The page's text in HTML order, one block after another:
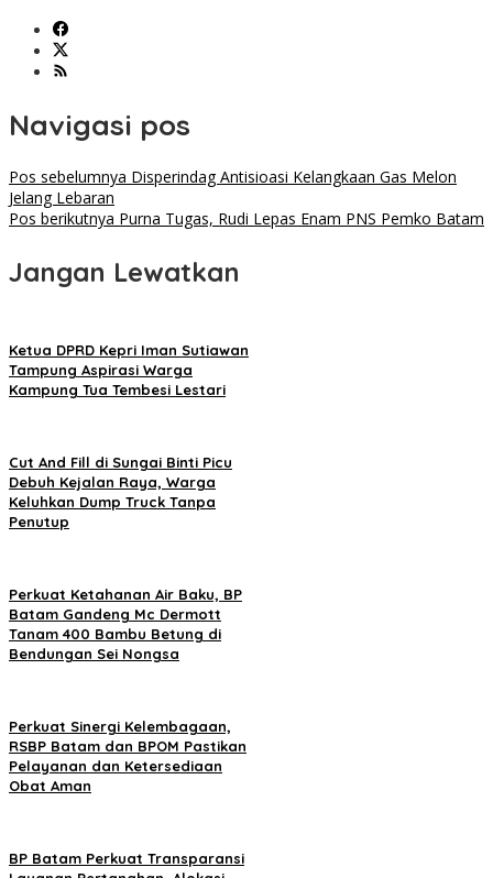
Navigasi pos
Pos sebelumnya Disperindag Antisioasi Kelangkaan Gas Melon
Jelang Lebaran
Pos berikutnya Purna Tugas, Rudi Lepas Enam PNS Pemko Batam
Jangan Lewatkan
Ketua DPRD Kepri Iman Sutiawan
Tampung Aspirasi Warga
Kampung Tua Tembesi Lestari
Cut And Fill di Sungai Binti Picu
Debuh Kejalan Raya, Warga
Keluhkan Dump Truck Tanpa
Penutup
Perkuat Ketahanan Air Baku, BP
Batam Gandeng Mc Dermott
Tanam 400 Bambu Betung di
Bendungan Sei Nongsa
Perkuat Sinergi Kelembagaan,
RSBP Batam dan BPOM Pastikan
Pelayanan dan Ketersediaan
Obat Aman
BP Batam Perkuat Transparansi